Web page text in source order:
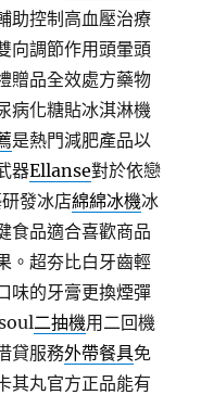
助控制高血壓治療
向調節作用頭暈頭
贈品全效處方藥物
病化糖貼冰淇淋機
是熱門減肥產品以
器Ellanse對於依戀
發冰店綿綿冰機冰
食品適合喜歡商品
。超夯比白牙齒輕
味的牙膏更換煙彈
二抽機用二回機
貸服務外帶餐具免
其丸官方正品能有